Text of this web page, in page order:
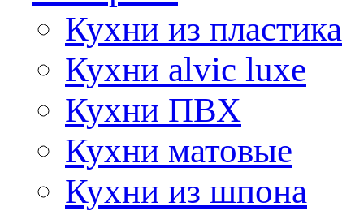
Кухни из пластика
Кухни alvic luxe
Кухни ПВХ
Кухни матовые
Кухни из шпона